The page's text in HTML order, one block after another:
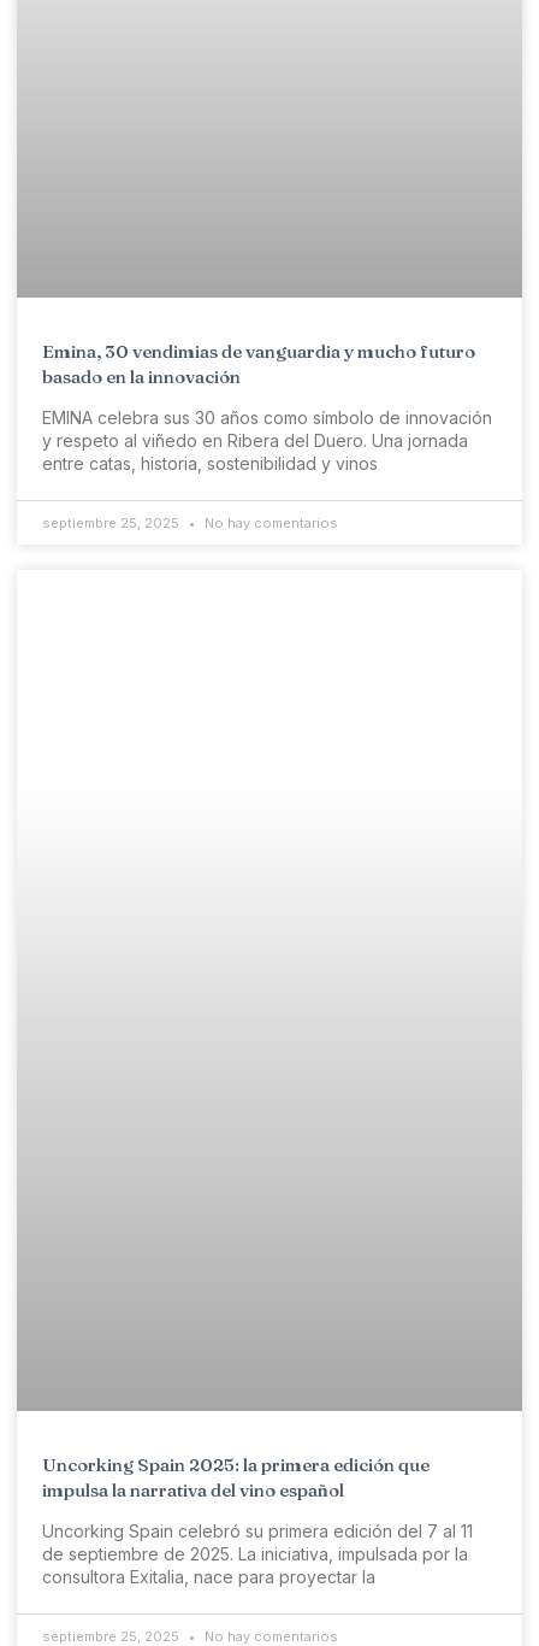
Emina, 30 vendimias de vanguardia y mucho futuro
basado en la innovación
EMINA celebra sus 30 años como símbolo de innovación
y respeto al viñedo en Ribera del Duero. Una jornada
entre catas, historia, sostenibilidad y vinos
septiembre 25, 2025 No hay comentarios
Uncorking Spain 2025: la primera edición que
impulsa la narrativa del vino español
Uncorking Spain celebró su primera edición del 7 al 11
de septiembre de 2025. La iniciativa, impulsada por la
consultora Exitalia, nace para proyectar la
septiembre 25, 2025 No hay comentarios